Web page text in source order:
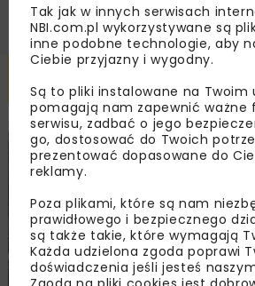
Powiązane artykuły
DROGI MOSTY
Tak jak w innych serwisach
NBI.com.pl wykorzystywane są
inne podobne technologie, aby
Ciebie przyjazny i wygodny.
Są to pliki instalowane na Twoim
pomagają nam zapewnić ważne
serwisu, zadbać o jego
go, dostosować do Twoich
prezentować dopasowane do
reklamy.
Poza plikami, które są nam
prawidłowego i bezpiecznego
są także takie, które wymagają
Każda udzielona zgoda poprawi
doświadczenia jeśli jesteś